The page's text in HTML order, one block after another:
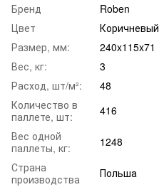
Бренд
Roben
Цвет
Коричневый
Размер, мм:
240x115x71
Вес, кг:
3
Расход, шт/м²:
48
Количество в
паллете, шт:
416
Вес одной
паллеты, кг:
1248
Страна
производства
Польша